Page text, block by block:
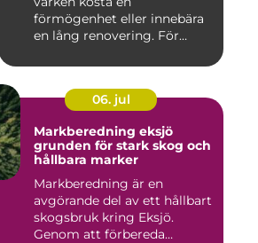
förmögenhet eller innebära
en lång renovering. För
06. jul
Markberedning eksjö
grunden för stark skog och
hållbara marker
Markberedning är en
avgörande del av ett hållbart
skogsbruk kring Eksjö.
Genom att förbereda